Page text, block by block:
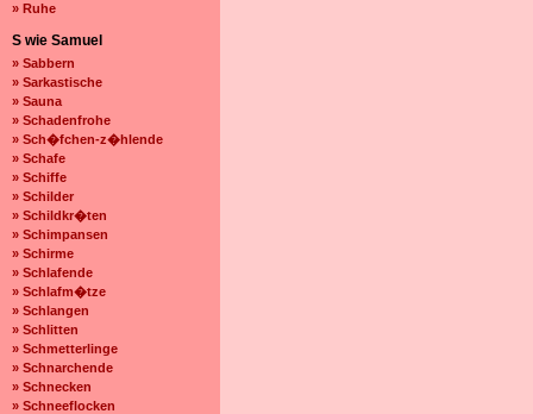
» Ruhe
S wie Samuel
» Sabbern
» Sarkastische
» Sauna
» Schadenfrohe
» Sch�fchen-z�hlende
» Schafe
» Schiffe
» Schilder
» Schildkr�ten
» Schimpansen
» Schirme
» Schlafende
» Schlafm�tze
» Schlangen
» Schlitten
» Schmetterlinge
» Schnarchende
» Schnecken
» Schneeflocken